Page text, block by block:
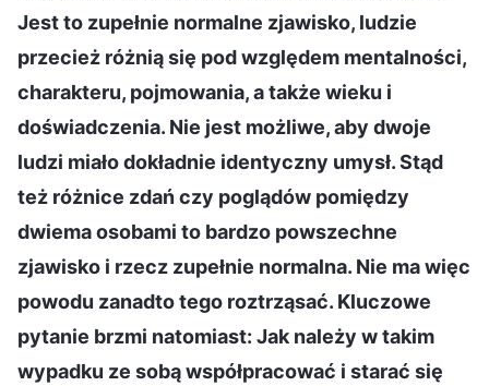
Jest to zupełnie normalne zjawisko, ludzie
przecież różnią się pod względem mentalności,
charakteru, pojmowania, a także wieku i
doświadczenia. Nie jest możliwe, aby dwoje
ludzi miało dokładnie identyczny umysł. Stąd
też różnice zdań czy poglądów pomiędzy
dwiema osobami to bardzo powszechne
zjawisko i rzecz zupełnie normalna. Nie ma więc
powodu zanadto tego roztrząsać. Kluczowe
pytanie brzmi natomiast: Jak należy w takim
wypadku ze sobą współpracować i starać się